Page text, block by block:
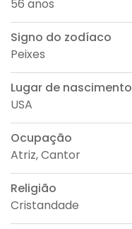
56 anos
Signo do zodíaco
Peixes
Lugar de nascimento
USA
Ocupação
Atriz, Cantor
Religião
Cristandade